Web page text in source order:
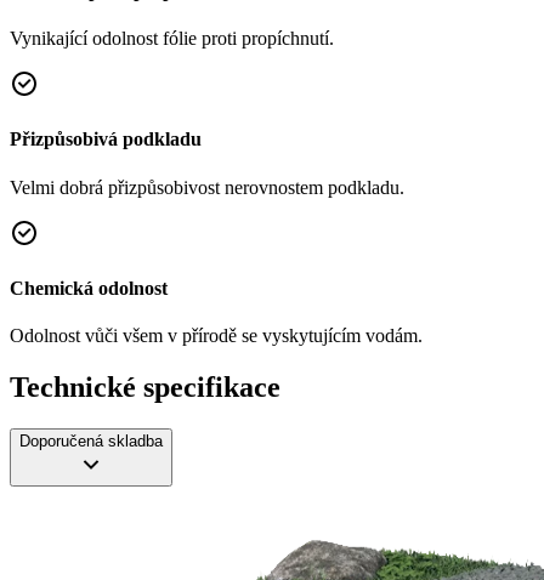
Vynikající odolnost fólie proti propíchnutí.
Přizpůsobivá podkladu
Velmi dobrá přizpůsobivost nerovnostem podkladu.
Chemická odolnost
Odolnost vůči všem v přírodě se vyskytujícím vodám.
Technické specifikace
Doporučená skladba